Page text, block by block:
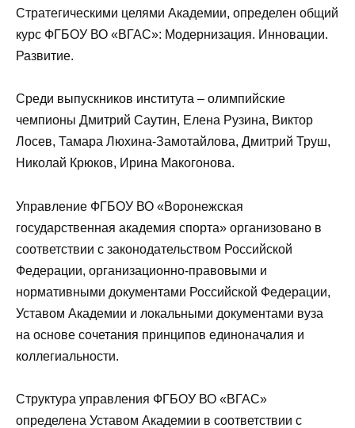
Стратегическими целями Академии, определен общий
курс ФГБОУ ВО «ВГАС»: Модернизация. Инновации.
Развитие.
Среди выпускников института – олимпийские
чемпионы Дмитрий Саутин, Елена Рузина, Виктор
Лосев, Тамара Люхина-Замотайлова, Дмитрий Труш,
Николай Крюков, Ирина Макогонова.
Управление ФГБОУ ВО «Воронежская
государственная академия спорта» организовано в
соответствии с законодательством Российской
Федерации, организационно-правовыми и
нормативными документами Российской Федерации,
Уставом Академии и локальными документами вуза
на основе сочетания принципов единоначалия и
коллегиальности.
Структура управления ФГБОУ ВО «ВГАС»
определена Уставом Академии в соответствии с